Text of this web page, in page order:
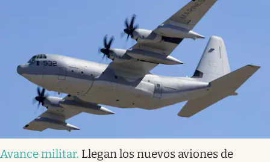
Avance militar. Llegan los nuevos aviones de